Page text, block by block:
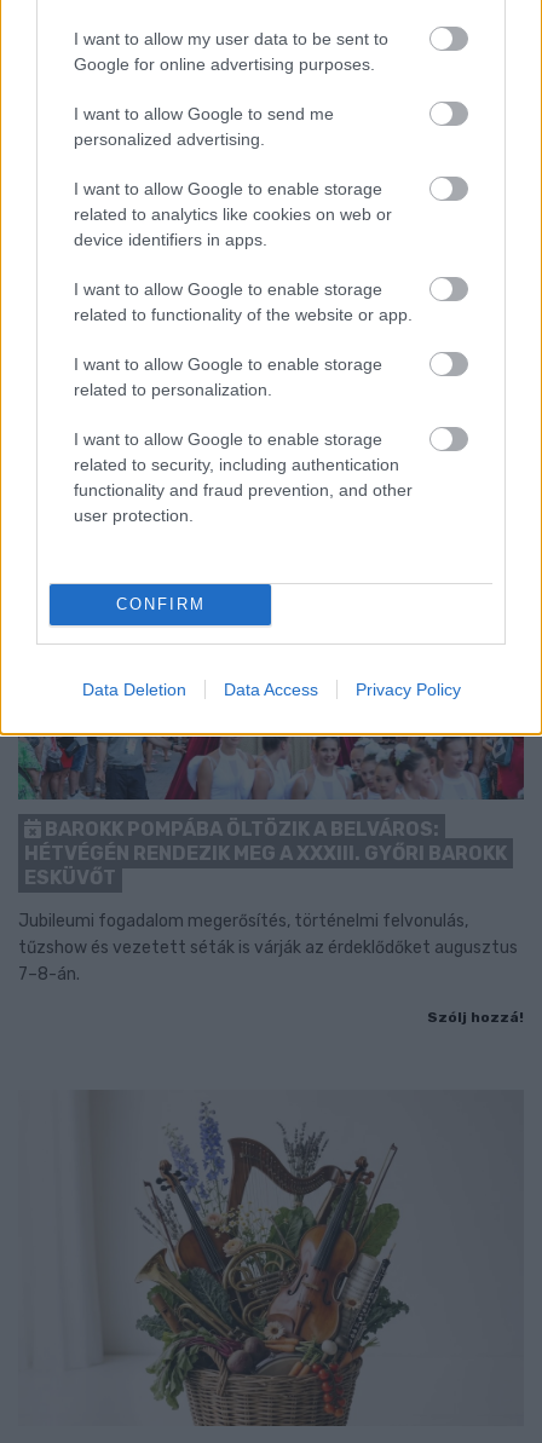
I want to allow my user data to be sent to
Google for online advertising purposes.
I want to allow Google to send me
personalized advertising.
I want to allow Google to enable storage
related to analytics like cookies on web or
device identifiers in apps.
I want to allow Google to enable storage
related to functionality of the website or app.
I want to allow Google to enable storage
related to personalization.
I want to allow Google to enable storage
related to security, including authentication
functionality and fraud prevention, and other
user protection.
CONFIRM
Data Deletion Data Access Privacy Policy
ENERGIATAKARÉKOSSÁG: KORÁBBAN KEZDŐDIK
A GYŐRI AUDI ETO KC PÉNTEKI FELKÉSZÜLÉSI
MÉRKŐZÉSE
Az energiaellátás tehermentesítése érdekében másfél órával
előrébb hozták a Brest Bretagne Handball elleni találkozó
BAROKK POMPÁBA ÖLTÖZIK A BELVÁROS:
HÉTVÉGÉN RENDEZIK MEG A XXXIII. GYŐRI BAROKK
ESKÜVŐT
Jubileumi fogadalom megerősítés, történelmi felvonulás,
tűzshow és vezetett séták is várják az érdeklődőket augusztus
7–8-án.
Szólj hozzá!